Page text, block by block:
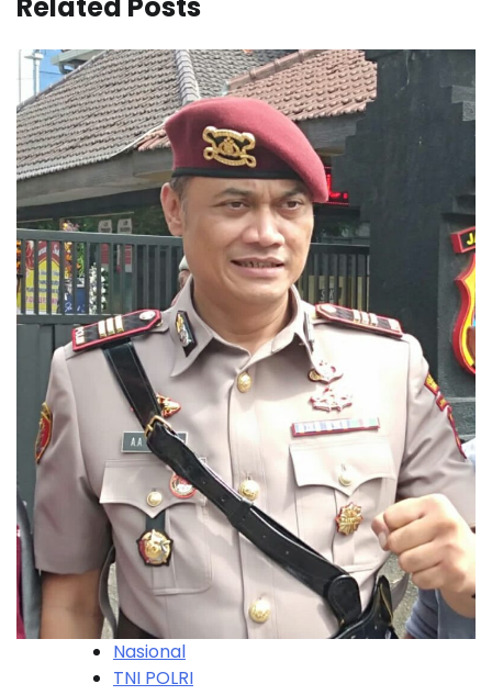
Related Posts
Nasional
TNI POLRI